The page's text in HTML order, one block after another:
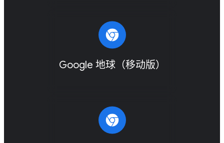
Google 地球（移动版）